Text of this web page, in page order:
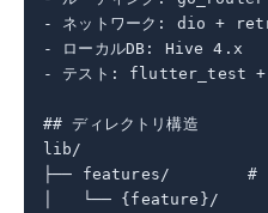
- ネットワーク: dio +
- ローカルDB: Hive 4.x
- テスト: flutter_test
## ディレクトリ構造
lib/
├── features/        #
│   └── {feature}/